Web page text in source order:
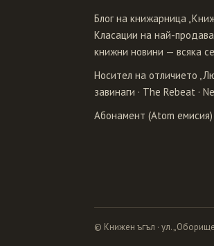
Блог на книжарница
Класации на най-
книжни новини — всяка
Носител на отличието
завинаги · The Rebeat ·
Абонамент (Atom емисия)
© Книжен ъгъл · ул.